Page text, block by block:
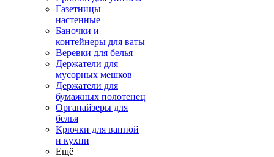
Газетницы
настенные
Баночки и
контейнеры для ваты
Веревки для белья
Держатели для
мусорных мешков
Держатели для
бумажных полотенец
Органайзеры для
белья
Крючки для ванной
и кухни
Ещё